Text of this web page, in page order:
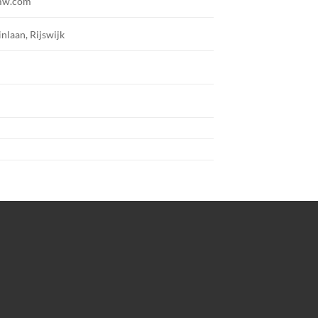
Rijswijk